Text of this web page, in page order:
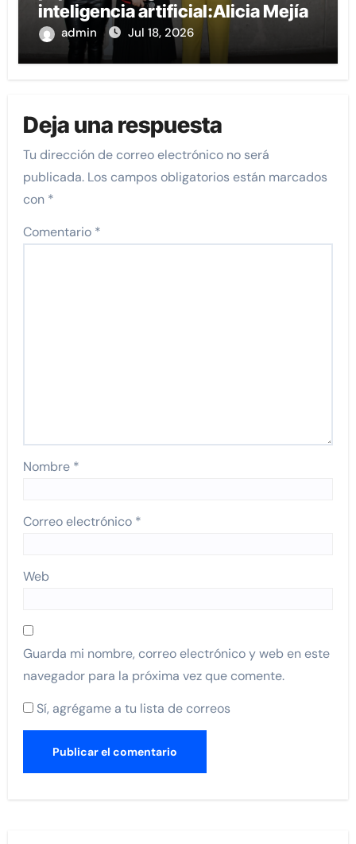
inteligencia artificial:Alicia Mejía
admin Jul 18, 2026
Deja una respuesta
Tu dirección de correo electrónico no será
publicada. Los campos obligatorios están marcados
con *
Comentario *
Nombre *
Correo electrónico *
Web
Guarda mi nombre, correo electrónico y web en este
navegador para la próxima vez que comente.
Sí, agrégame a tu lista de correos